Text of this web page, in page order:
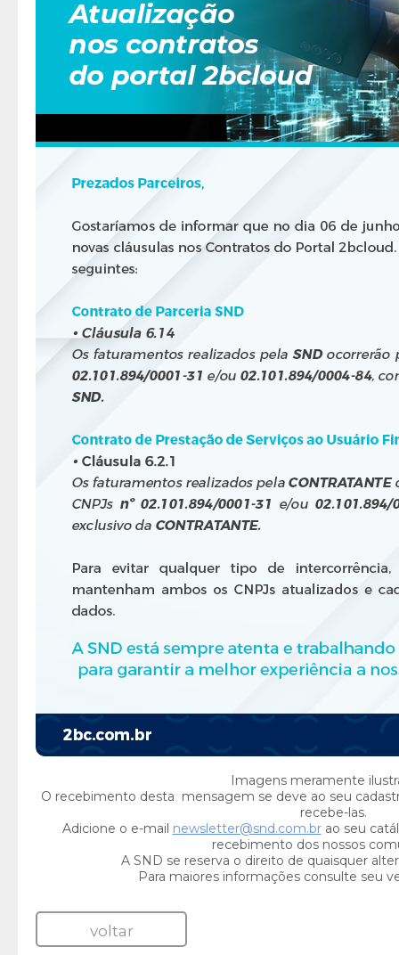
Imagens meramente
O recebimento desta mensagem se deve ao seu
recebe-las.
Adicione o e-mail newsletter@snd.com.brao seu
recebimento dos nossos
A SND se reserva o direito de quaisquer
Para maiores informações consulte seu
voltar